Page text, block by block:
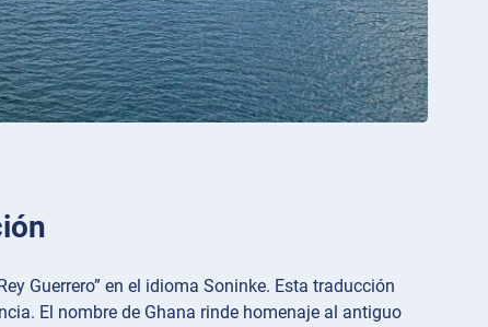
Guerrero” en el idioma Soninke. Esta traducción
El nombre de Ghana rinde homenaje al antiguo